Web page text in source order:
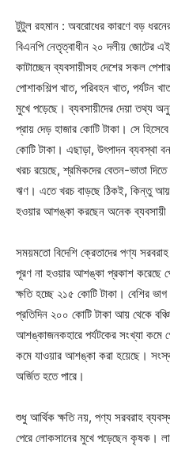
টুটুল রহমান : অবরোধের কারণে বড় ধরনের
বিএনপি নেতৃত্বাধীন ২০ দলীয় জোটের
কাটাচ্ছেন ব্যবসায়ীসহ দেশের সকল
পোশাকশিল্প খাত, পরিবহন খাত, পর্যটন
মুখে পড়েছে। ব্যবসায়ীদের দেয়া তথ্য
প্রায় দেড় হাজার কোটি টাকা। সে
কোটি টাকা। এছাড়া, উৎপাদন ব্যবস্থা
খরচ রয়েছে, শ্রমিকদের বেতন-ভাতা
ঋণ। এতে খরচ বাড়ছে ঠিকই, কিন্তু
হওয়ার আশঙ্কা করছেন অনেক
সময়মতো বিদেশি ক্রেতাদের পণ্য
পূরণ না হওয়ার আশঙ্কা প্রকাশ করেছে
ক্ষতি হচ্ছে ২১৫ কোটি টাকা। বেশির
প্রতিদিন ২০০ কোটি টাকা আয় থেকে
আশঙ্কাজনকহারে পর্যটকের সংখ্যা কমে
কমে যাওয়ার আশঙ্কা করা হয়েছে।
অর্জিত হতে পারে।
শুধু আর্থিক ক্ষতি নয়, পণ্য সরবরাহ
পেরে লোকসানের মুখে পড়েছেন কৃষক।